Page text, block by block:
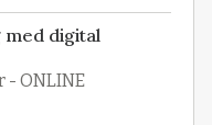
med digital
- ONLINE